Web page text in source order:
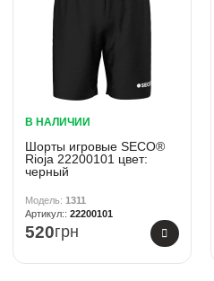
В НАЛИЧИИ
Шорты игровые SECO®
Rioja 22200101 цвет:
черный
1311
22200101
520грн